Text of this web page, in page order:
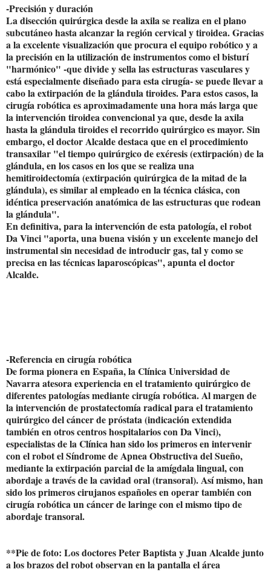
-Precisión y duración
La disección quirúrgica desde la axila se realiza en el plano
subcutáneo hasta alcanzar la región cervical y tiroidea. Gracias
a la excelente visualización que procura el equipo robótico y a
la precisión en la utilización de instrumentos como el bisturí
"harmónico" -que divide y sella las estructuras vasculares y
está especialmente diseñado para esta cirugía- se puede llevar a
cabo la extirpación de la glándula tiroides. Para estos casos, la
cirugía robótica es aproximadamente una hora más larga que
la intervención tiroidea convencional ya que, desde la axila
hasta la glándula tiroides el recorrido quirúrgico es mayor. Sin
embargo, el doctor Alcalde destaca que en el procedimiento
transaxilar "el tiempo quirúrgico de exéresis (extirpación) de la
glándula, en los casos en los que se realiza una
hemitiroidectomía (extirpación quirúrgica de la mitad de la
glándula), es similar al empleado en la técnica clásica, con
idéntica preservación anatómica de las estructuras que rodean
la glándula".
En definitiva, para la intervención de esta patología, el robot
Da Vinci "aporta, una buena visión y un excelente manejo del
instrumental sin necesidad de introducir gas, tal y como se
precisa en las técnicas laparoscópicas", apunta el doctor
Alcalde.
-Referencia en cirugía robótica
De forma pionera en España, la Clínica Universidad de
Navarra atesora experiencia en el tratamiento quirúrgico de
diferentes patologías mediante cirugía robótica. Al margen de
la intervención de prostatectomía radical para el tratamiento
quirúrgico del cáncer de próstata (indicación extendida
también en otros centros hospitalarios con Da Vinci),
especialistas de la Clínica han sido los primeros en intervenir
con el robot el Síndrome de Apnea Obstructiva del Sueño,
mediante la extirpación parcial de la amígdala lingual, con
abordaje a través de la cavidad oral (transoral). Así mismo, han
sido los primeros cirujanos españoles en operar también con
cirugía robótica un cáncer de laringe con el mismo tipo de
abordaje transoral.
**Pie de foto: Los doctores Peter Baptista y Juan Alcalde junto
a los brazos del robot observan en la pantalla el área